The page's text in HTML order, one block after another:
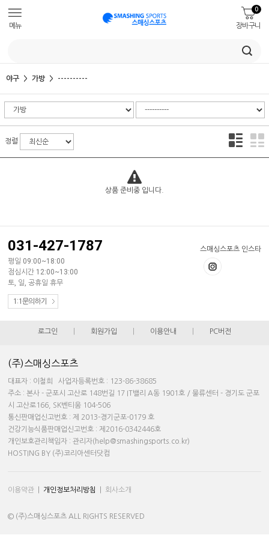
메뉴 장바구니
0
야구 가방 ----------
정렬
상품 준비중 입니다.
스매싱스포츠 인스타
031-427-1787
평일 09:00~18:00
점심시간 12:00~13:00
토, 일, 공휴일 휴무
1:1문의하기
로그인 회원가입 이용안내 PC버전
(주)스매싱스포츠
대표자 : 이철희 사업자등록번호 : 123-86-38685
주소 : 본사 - 군포시 고산로 148번길 17 IT밸리 A동 1901호 / 물류센터 - 경기도 군포
시 고산로166, SK벤티움 104-506
통신판매업신고번호 : 제 2013-경기군포-0179 호
건강기능식품판매업신고번호 : 제2016-0342446호
개인보호관리책임자 : 관리자(help@smashingsports.co.kr)
HOSTING BY (주)코리아센터닷컴
이용약관 개인정보처리방침 회사소개
© (주)스매싱스포츠 ALL RIGHTS RESERVED